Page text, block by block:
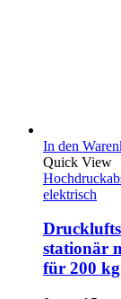
In den
Quick View
elektrisch
stationär
für 200